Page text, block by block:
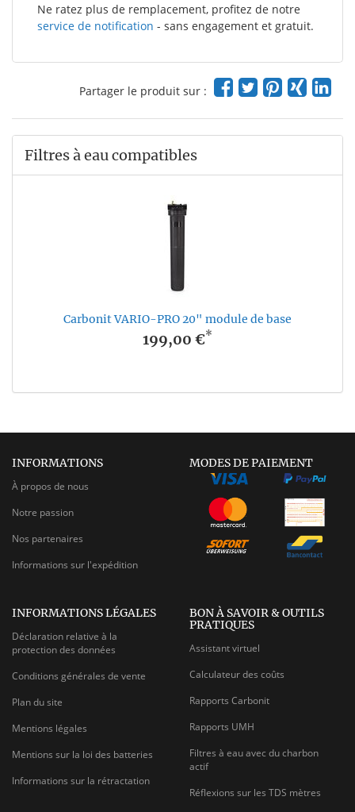
Ne ratez plus de remplacement, profitez de notre
service de notification - sans engagement et gratuit.
Partager le produit sur :
Filtres à eau compatibles
Carbonit VARIO-PRO 20" module de base
199,00 €*
INFORMATIONS
À propos de nous
Notre passion
Nos partenaires
Informations sur l'expédition
MODES DE PAIEMENT
INFORMATIONS LÉGALES
Déclaration relative à la
protection des données
Conditions générales de vente
Plan du site
Mentions légales
Mentions sur la loi des batteries
Informations sur la rétractation
BON À SAVOIR & OUTILS
PRATIQUES
Assistant virtuel
Calculateur des coûts
Rapports Carbonit
Rapports UMH
Filtres à eau avec du charbon
actif
Réflexions sur les TDS mètres